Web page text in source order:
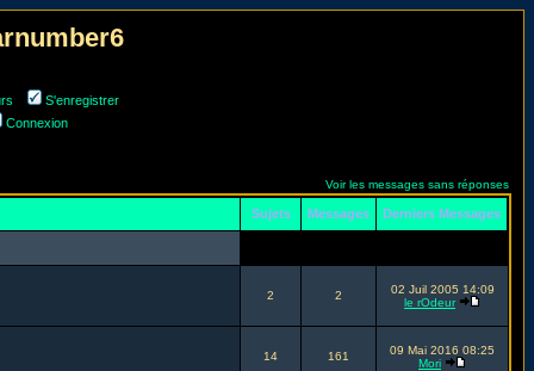
S'enregistrer
Connexion
Voir les messages sans réponses
Sujets Messages Derniers Messages
2 2
02 Juil 2005 14:09
le rOdeur
14 161
09 Mai 2016 08:25
Mori